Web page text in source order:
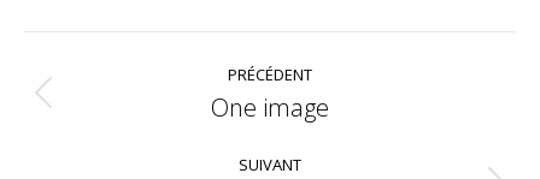
de
commentaire
PRÉCÉDENT
Onglet
précédent
One image
SUIVANT